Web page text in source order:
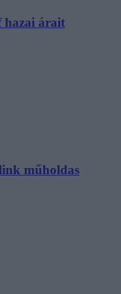
hazai árait
műholdas